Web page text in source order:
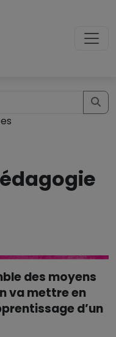
des moyens
va mettre en
d’un